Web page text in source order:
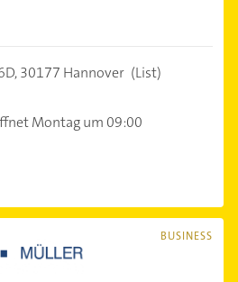
30177 Hannover (List)
Montag um 09:00
BUSINESS